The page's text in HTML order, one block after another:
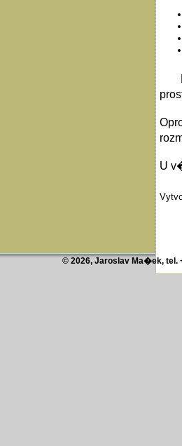
U
© 2026, Jaroslav Ma�ek, tel.